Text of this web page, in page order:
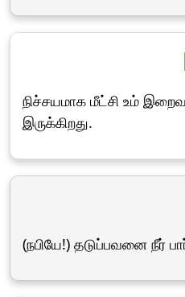
நிச்சயமாக மீட்சி உம்
இருக்கிறது.
(நபியே!) தடுப்பவனை நீர்